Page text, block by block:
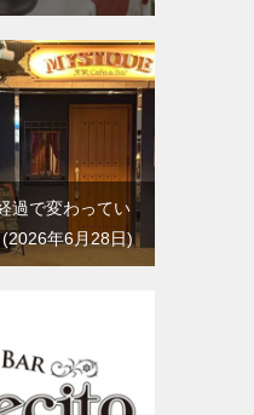
過で変わってい
2026年6月28日